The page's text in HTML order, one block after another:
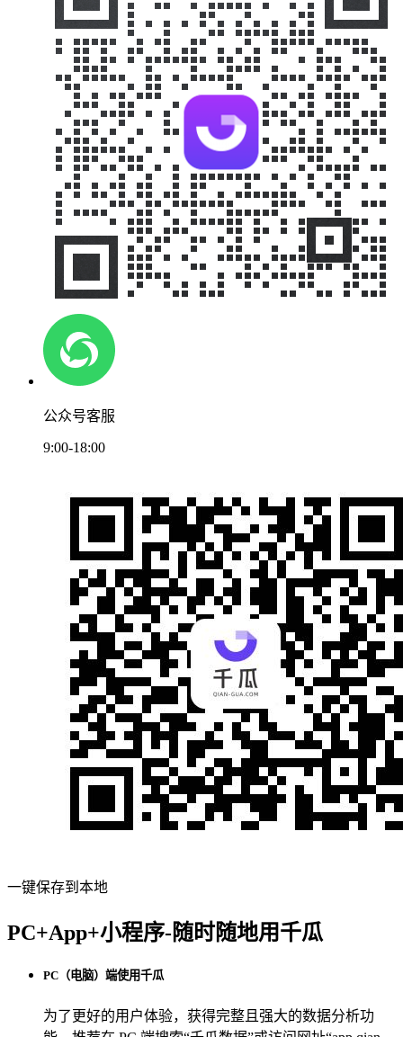
公众号客服
9:00-18:00
一键保存到本地
PC+App+小程序-随时随地用千瓜
PC（电脑）端使用千瓜
为了更好的用户体验，获得完整且强大的数据分析功